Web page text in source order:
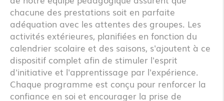
chacune des prestations soit en parfaite
adéquation avec les attentes des groupes. Les
activités extérieures, planifiées en fonction du
calendrier scolaire et des saisons, s'ajoutent à ce
dispositif complet afin de stimuler l'esprit
d'initiative et l'apprentissage par l'expérience.
Chaque programme est conçu pour renforcer la
confiance en soi et encourager la prise de